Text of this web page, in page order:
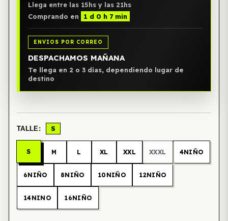
Llega entre las 15hs y las 21hs
Comprando en
1 d 0 h 7 min
ENVIOS POR CORREO
DESPACHAMOS MAÑANA
Te llega en 2 o 3 días, dependiendo lugar de
destino
TALLE: S
S M L XL XXL XXXL 4NIÑO
6NIÑO 8NIÑO 10NIÑO 12NIÑO
14NINO 16NIÑO